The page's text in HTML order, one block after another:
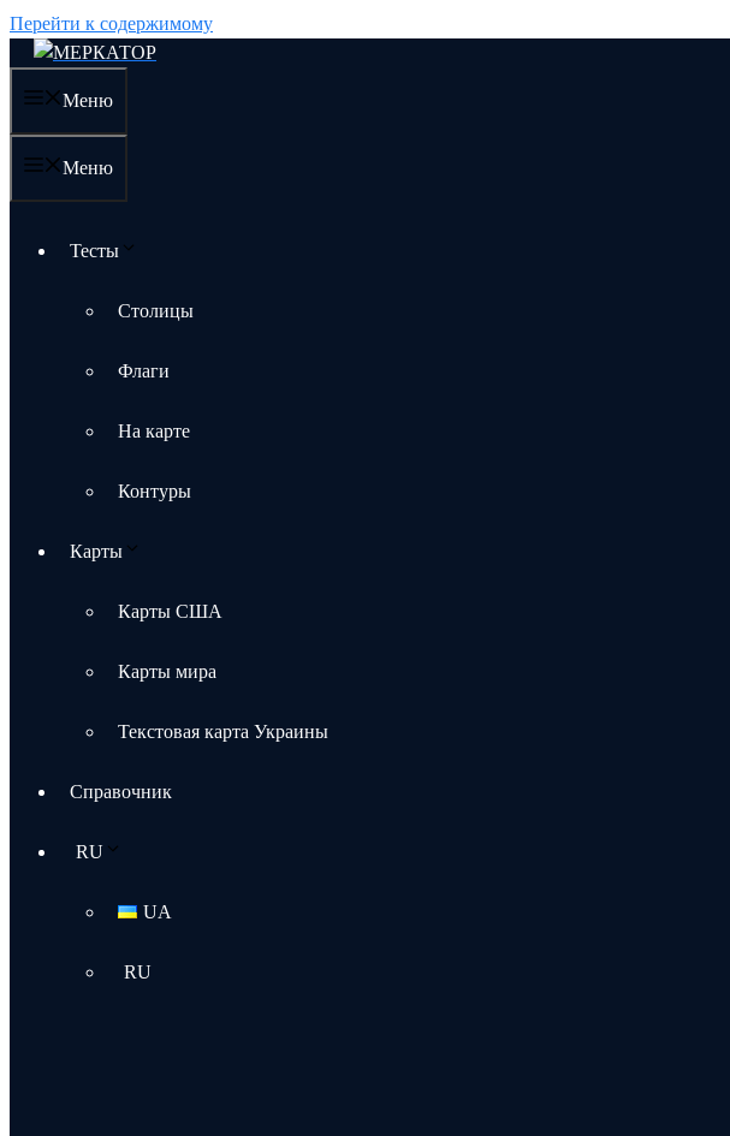
Перейти к содержимому
Меню
Меню
Тесты
Столицы
Флаги
На карте
Контуры
Карты
Карты США
Карты мира
Текстовая карта Украины
Справочник
RU
UA
RU